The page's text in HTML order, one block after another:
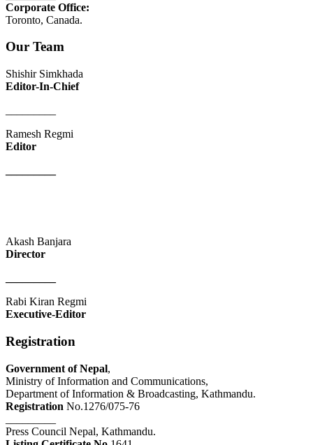
Corporate Office:
Toronto, Canada.
Our Team
Shishir Simkhada
Editor-In-Chief
Ramesh Regmi
Editor
Akash Banjara
Director
Rabi Kiran Regmi
Executive-Editor
Registration
Government of Nepal,
Ministry of Information and Communications,
Department of Information & Broadcasting, Kathmandu.
Registration No.1276/075-76
Press Council Nepal, Kathmandu.